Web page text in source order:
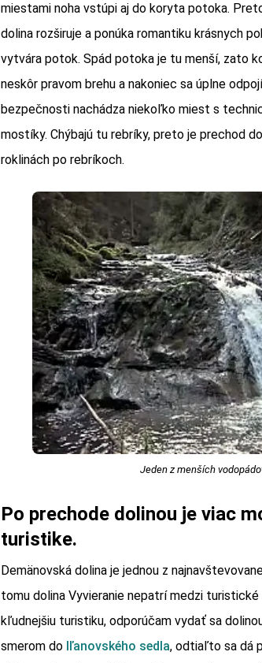
miestami noha vstúpi aj do koryta potoka.
dolina rozširuje a ponúka romantiku krásnych
vytvára potok. Spád potoka je tu menší, zato
neskôr pravom brehu a nakoniec sa úplne
bezpečnosti nachádza niekoľko miest s
mostíky. Chýbajú tu rebríky, preto je prechod
roklinách po rebríkoch.
Jeden z menších
Po prechode dolinou je viac
turistike.
Demänovská dolina je jednou z
tomu dolina Vyvieranie nepatrí medzi
kľudnejšiu turistiku, odporúčam vydať sa
smerom do Iľanovského sedla, odtiaľto sa dá